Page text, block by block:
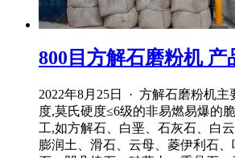
800目方解石磨粉机 产
2022年8月25日 · 方解石磨粉机主
度,莫氏硬度≤6级的非易燃易爆的
工,如方解石、白垩、石灰石、白
膨润土、滑石、云母、菱伊利石